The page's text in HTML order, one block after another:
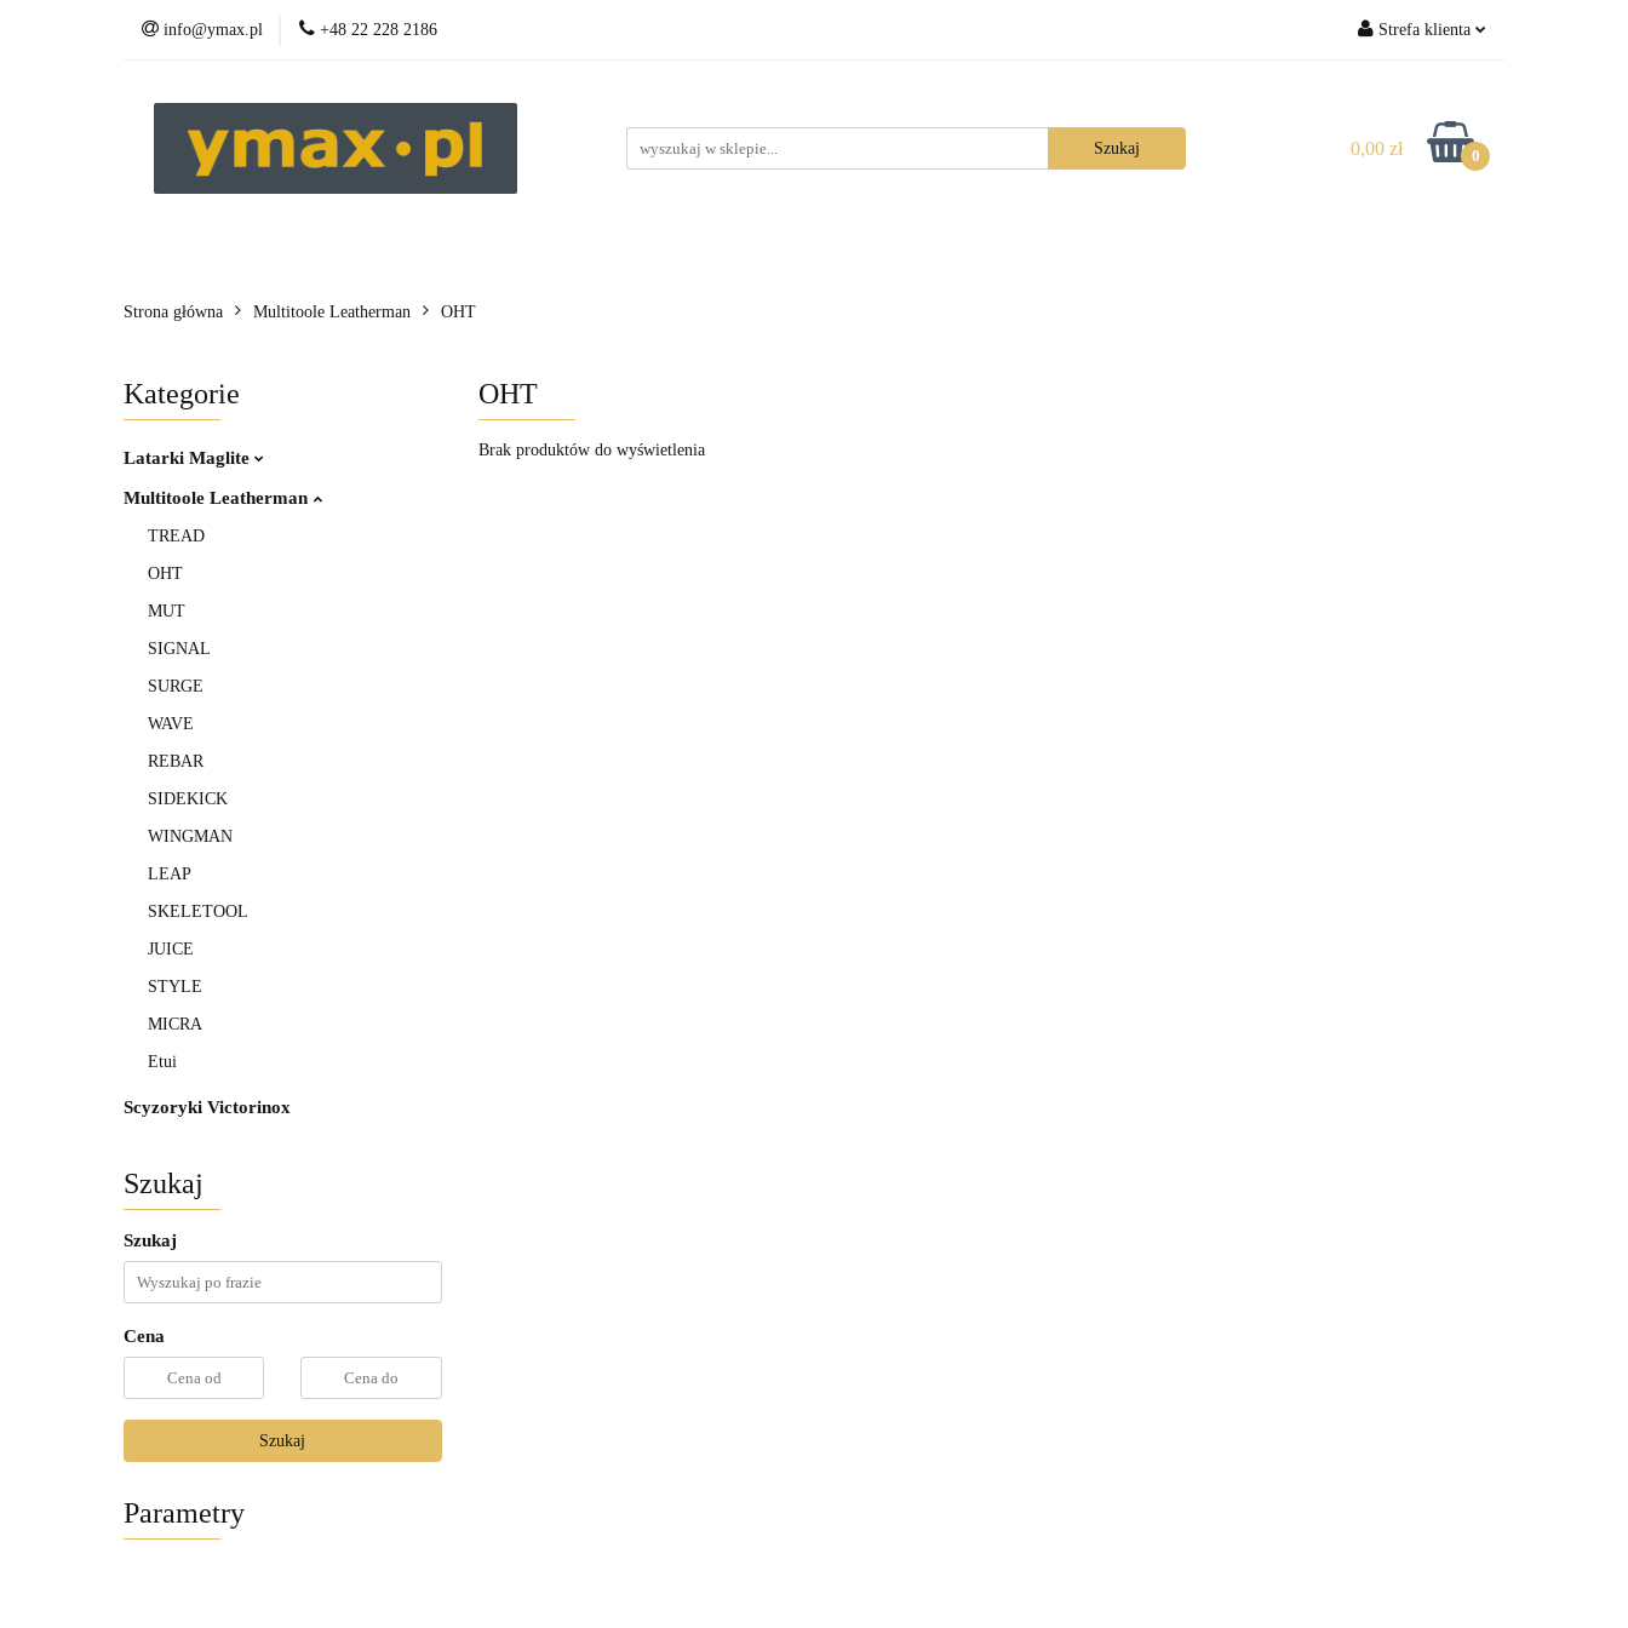
info@ymax.pl +48 22 228 2186 Strefa klienta
Zarejestruj się
Dodaj zgłoszenie
0,00 zł 0
Strona główna Multitoole Leatherman OHT
Kategorie
Latarki Maglite
Multitoole Leatherman
TREAD
OHT
MUT
SIGNAL
SURGE
WAVE
REBAR
SIDEKICK
WINGMAN
LEAP
SKELETOOL
JUICE
STYLE
MICRA
Etui
Scyzoryki Victorinox
Szukaj
Szukaj
Cena
Szukaj
Parametry
OHT
Brak produktów do wyświetlenia